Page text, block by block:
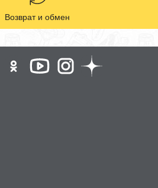
Возврат и обмен